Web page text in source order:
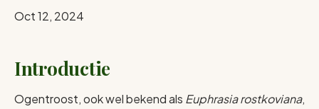
Oct 12, 2024
Introductie
Ogentroost, ook wel bekend als Euphrasia rostkoviana,